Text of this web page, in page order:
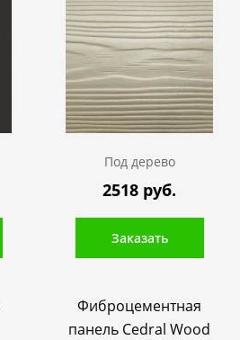
Под дерево
2518 руб.
Заказать
Фиброцементная
панель Cedral Wood